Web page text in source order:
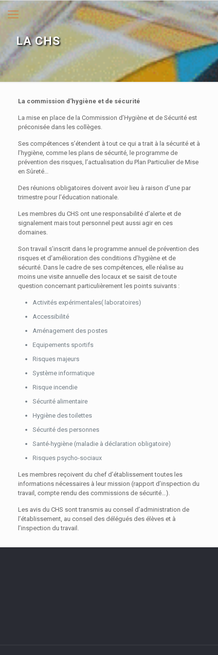
LA CHS
La commission d’hygiène et de sécurité
La mise en place de la Commission d’Hygiène et de Sécurité est
préconisée dans les collèges.
Ses compétences s’étendent à tout ce qui a trait à la sécurité et à
l’hygiène, comme les plans de sécurité, le programme de
prévention des risques, l’actualisation du Plan Particulier de Mise
en Sûreté…
Des réunions obligatoires doivent avoir lieu à raison d’une par
trimestre pour l’éducation nationale.
Les membres du CHS ont une responsabilité d’alerte et de
signalement mais tout personnel peut aussi agir en ces
domaines.
Son travail s’inscrit dans le programme annuel de prévention des
risques et d’amélioration des conditions d’hygiène et de
sécurité. Dans le cadre de ses compétences, elle réalise au
moins une visite annuelle des locaux et se saisit de toute
question concernant particulièrement les points suivants :
Activités expérimentales( laboratoires)
Accessibilité
Aménagement des postes
Equipements sportifs
Risques majeurs
Système informatique
Risque incendie
Sécurité alimentaire
Hygiène des toilettes
Sécurité des personnes
Santé-hygiène (maladie à déclaration obligatoire)
Risques psycho-sociaux
Les membres reçoivent du chef d’établissement toutes les
informations nécessaires à leur mission (rapport d’inspection du
travail, compte rendu des commissions de sécurité…).
Les avis du CHS sont transmis au conseil d’administration de
l’établissement, au conseil des délégués des élèves et à
l’inspection du travail.